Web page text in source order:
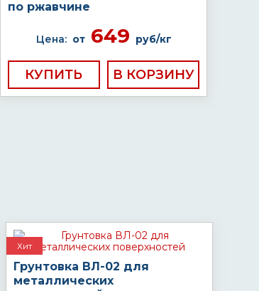
по ржавчине
Цена: от649 руб/кг
КУПИТЬ
Хит
Грунтовка ВЛ-02 для
металлических